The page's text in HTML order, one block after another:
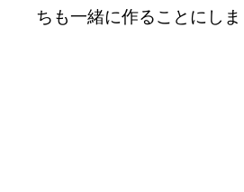
ちも一緒に作ることにしま